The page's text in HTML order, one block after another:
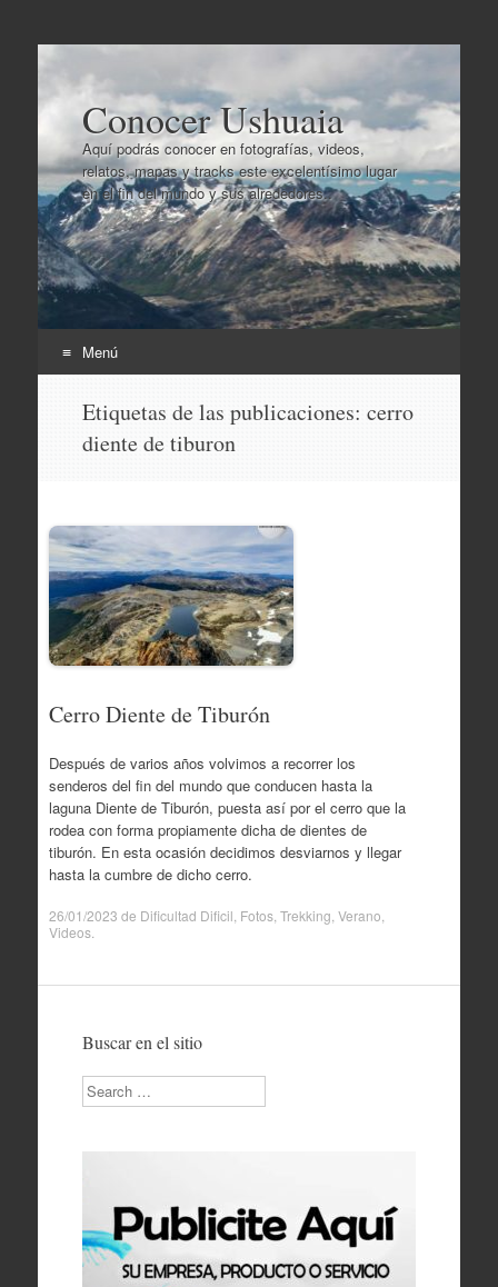
Conocer Ushuaia
Aquí podrás conocer en fotografías, videos,
relatos, mapas y tracks este excelentísimo lugar
en el fin del mundo y sus alrededores..
Menú
contenido
Etiquetas de las publicaciones: cerro
diente de tiburon
Cerro Diente de Tiburón
Después de varios años volvimos a recorrer los
senderos del fin del mundo que conducen hasta la
laguna Diente de Tiburón, puesta así por el cerro que la
rodea con forma propiamente dicha de dientes de
tiburón. En esta ocasión decidimos desviarnos y llegar
hasta la cumbre de dicho cerro.
26/01/2023 de Dificultad Dificil Fotos, Trekking Verano
Videos.
Buscar en el sitio
Search